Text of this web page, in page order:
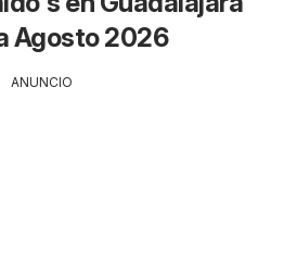
Agosto 2026
ANUNCIO